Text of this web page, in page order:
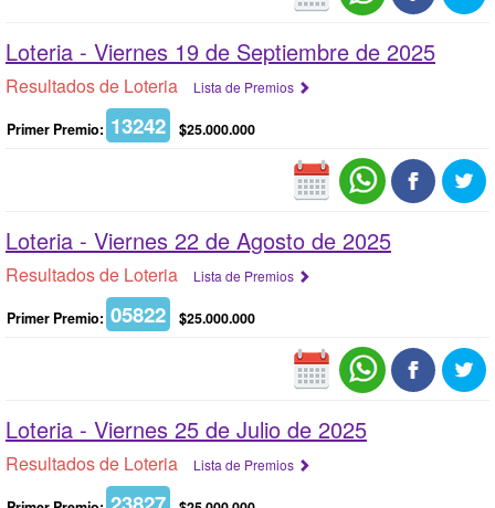
Loteria - Viernes 19 de Septiembre de 2025
Resultados de Loteria Lista de Premios
Primer Premio: 13242 $25.000.000
Loteria - Viernes 22 de Agosto de 2025
Resultados de Loteria Lista de Premios
Primer Premio: 05822 $25.000.000
Loteria - Viernes 25 de Julio de 2025
Resultados de Loteria Lista de Premios